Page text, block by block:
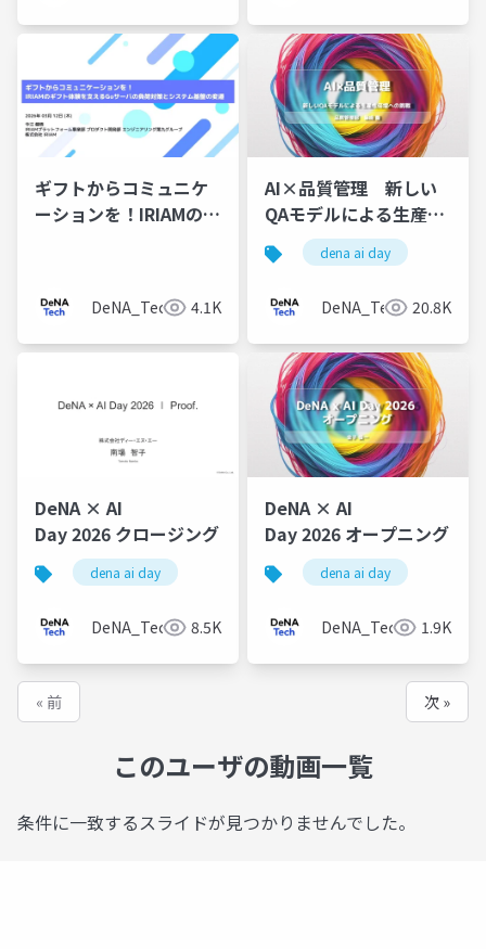
ギフトからコミュニケ
ーションを！IRIAMのギ
テム基盤の変遷
DeNA_Tech 4.1K
AI×品質管理 新しい
QAモデルによる生産性
倍増への挑戦
dena ai day
DeNA_Tech 20.8K
DeNA × AI
Day 2026 クロージング
dena ai day
DeNA_Tech 8.5K
DeNA × AI
Day 2026 オープニング
dena ai day
DeNA_Tech 1.9K
« 前 次 »
このユーザの動画一覧
条件に一致するスライドが見つかりませんでした。